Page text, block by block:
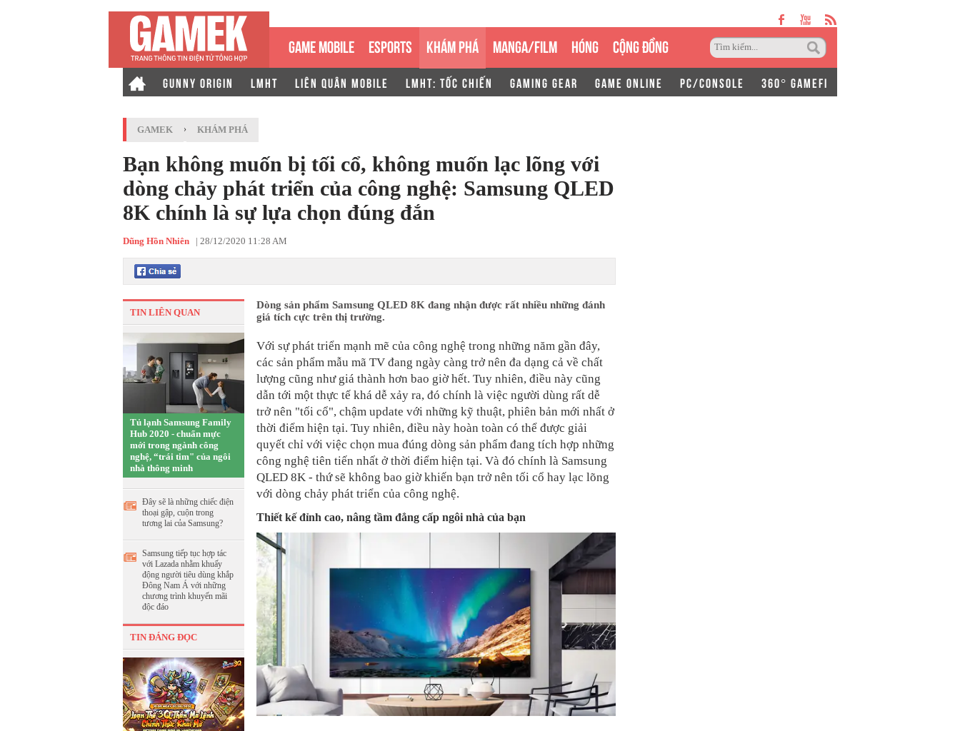
GAME MOBILE ESPORTS KHÁM PHÁ MANGA/FILM HÓNG CỘNG ĐỒNG
GUNNY ORIGIN LMHT LIÊN QUÂN MOBILE LMHT: TỐC CHIẾN GAMING GEAR GAME ONLINE PC/CONSOLE 360° GAMEFI
GAMEK › KHÁM PHÁ
Bạn không muốn bị tối cổ, không muốn lạc lõng với
dòng chảy phát triển của công nghệ: Samsung QLED
8K chính là sự lựa chọn đúng đắn
Dũng Hồn Nhiên | 28/12/2020 11:28 AM
TIN LIÊN QUAN
Tủ lạnh Samsung Family
Hub 2020 - chuẩn mực
mới trong ngành công
nghệ, “trái tim" của ngôi
nhà thông minh
Đây sẽ là những chiếc điện
thoại gập, cuộn trong
tương lai của Samsung?
Samsung tiếp tục hợp tác
với Lazada nhằm khuấy
động người tiêu dùng khắp
Đông Nam Á với những
chương trình khuyến mãi
độc đáo
TIN ĐÁNG ĐỌC
Dòng sản phẩm Samsung QLED 8K đang nhận được rất nhiều những đánh
giá tích cực trên thị trường.
Với sự phát triển mạnh mẽ của công nghệ trong những năm gần đây,
các sản phẩm mẫu mã TV đang ngày càng trở nên đa dạng cả về chất
lượng cũng như giá thành hơn bao giờ hết. Tuy nhiên, điều này cũng
dẫn tới một thực tế khá dễ xảy ra, đó chính là việc người dùng rất dễ
trở nên "tối cổ", chậm update với những kỹ thuật, phiên bản mới nhất ở
thời điểm hiện tại. Tuy nhiên, điều này hoàn toàn có thể được giải
quyết chỉ với việc chọn mua đúng dòng sản phẩm đang tích hợp những
công nghệ tiên tiến nhất ở thời điểm hiện tại. Và đó chính là Samsung
QLED 8K - thứ sẽ không bao giờ khiến bạn trở nên tối cổ hay lạc lõng
với dòng chảy phát triển của công nghệ.
Thiết kế đỉnh cao, nâng tầm đẳng cấp ngôi nhà của bạn